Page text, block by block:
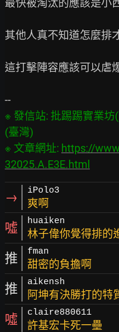
最快被淘汰的應該是小
其他人真不知道怎麼排
這打擊陣容應該可以虐
※ 發信站: 批踢踢實業
(臺灣)
※ 文章網址: https://
32025.A.E3E.html
→ iPolo3
爽啊
噓 huaiken
林子偉你覺得排的
推 fman
甜密的負擔啊
推 aikensh
阿坤有決勝打的特
噓 claire880611
許基宏卡死一壘